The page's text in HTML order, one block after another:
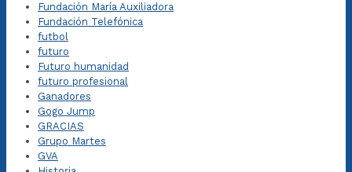
Fundación María Auxiliadora
Fundación Telefónica
futbol
futuro
Futuro humanidad
futuro profesional
Ganadores
Gogo Jump
GRACIAS
Grupo Martes
GVA